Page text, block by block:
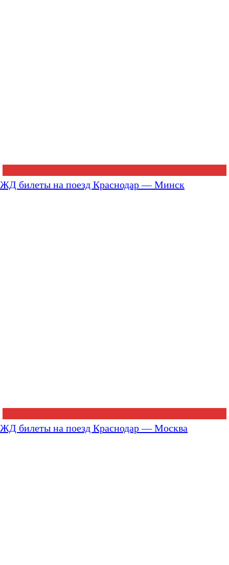
ЖД билеты на поезд Краснодар — Минск
ЖД билеты на поезд Краснодар — Москва